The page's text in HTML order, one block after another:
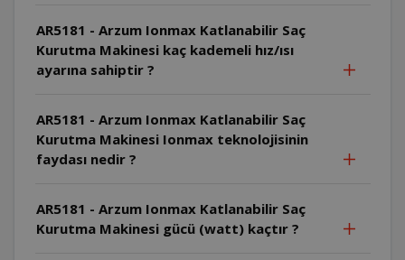
AR5181 - Arzum Ionmax Katlanabilir Saç
Kurutma Makinesi kaç kademeli hız/ısı
ayarına sahiptir ?
AR5181 - Arzum Ionmax Katlanabilir Saç
Kurutma Makinesi Ionmax teknolojisinin
faydası nedir ?
AR5181 - Arzum Ionmax Katlanabilir Saç
Kurutma Makinesi gücü (watt) kaçtır ?